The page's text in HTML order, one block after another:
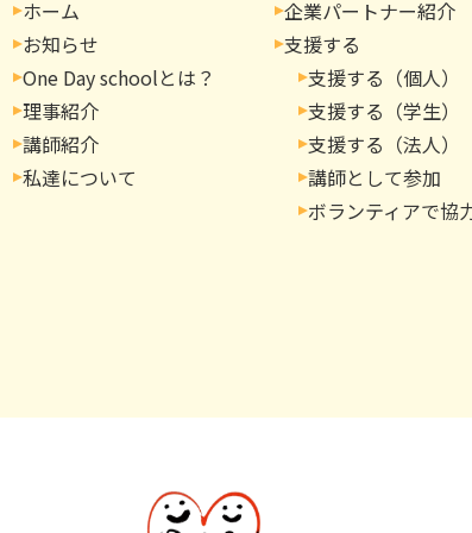
ホーム
お知らせ
One Day schoolとは？
理事紹介
講師紹介
私達について
企業パートナー紹介
支援する
支援する（個人）
支援する（学生）
支援する（法人）
講師として参加
ボランティアで協